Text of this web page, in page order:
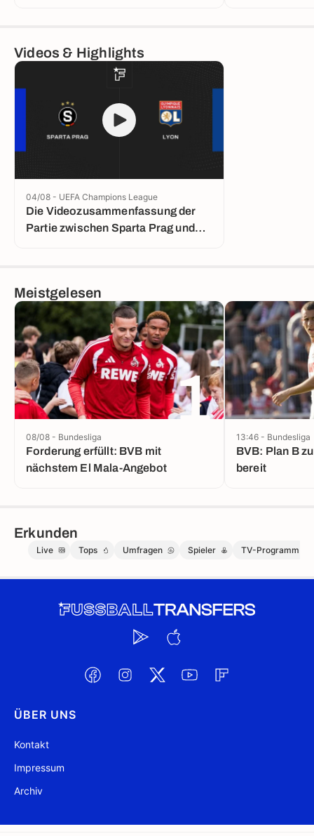
Videos & Highlights
Die Videozusammenfassung der
Partie zwischen Sparta Prag und
04/08 - UEFA Champions League
Meistgelesen
1
Forderung erfüllt: BVB mit
nächstem El Mala-Angebot
08/08 - Bundesliga
BVB: Plan B
bereit
13:46 - Bundesliga
Erkunden
Live Tops Umfragen Spieler TV-Programm
ÜBER UNS
Kontakt
Impressum
Archiv